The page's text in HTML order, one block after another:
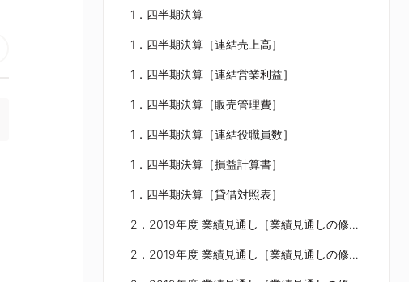
1．四半期決算
1．四半期決算［連結売上高］
1．四半期決算［連結営業利益］
1．四半期決算［販売管理費］
1．四半期決算［連結役職員数］
1．四半期決算［損益計算書］
1．四半期決算［貸借対照表］
2．2019年度 業績見通し［業績見通しの修正］①
2．2019年度 業績見通し［業績見通しの修正］②